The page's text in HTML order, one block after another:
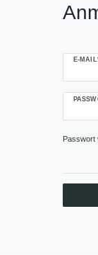
E-
Passwort